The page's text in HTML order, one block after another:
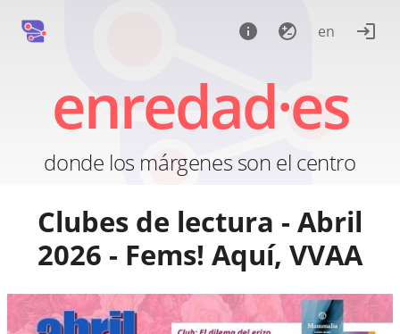
en
enredad·es
donde los márgenes son el centro
Clubes de lectura - Abril
2026 - Fems! Aquí, VVAA